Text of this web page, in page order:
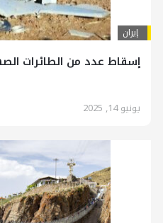
إيران
إسقاط عدد من الطائرات
يونيو 14, 2025